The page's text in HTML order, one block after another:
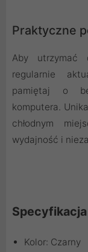
Praktyczne
Aby utrzymać
regularnie
pamiętaj o
komputera.
chłodnym
wydajność i
Specyfikacja
Kolor: Czarny